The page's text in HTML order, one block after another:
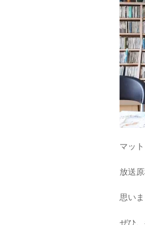
マッ
放送
思い
ぜひ